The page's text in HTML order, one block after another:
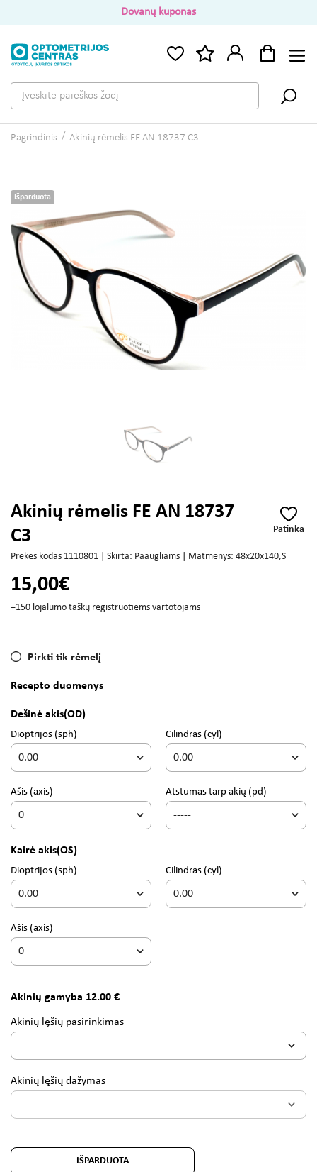
Dovanų kuponas
Pagrindinis Akinių rėmelis FE AN 18737 C3
Išparduota
Patinka
Akinių rėmelis FE AN 18737
C3
Prekės kodas 1110801 | Skirta: Paaugliams | Matmenys: 48x20x140,S
15,00€
+150 lojalumo taškų registruotiems vartotojams
Pirkti tik rėmelį
Recepto duomenys
Dešinė akis(OD)
Dioptrijos (sph) Cilindras (cyl)
Ašis (axis) Atstumas tarp akių (pd)
Kairė akis(OS)
Dioptrijos (sph) Cilindras (cyl)
Ašis (axis)
Akinių gamyba 12.00 €
Akinių lęšių pasirinkimas
Akinių lęšių dažymas
IŠPARDUOTA